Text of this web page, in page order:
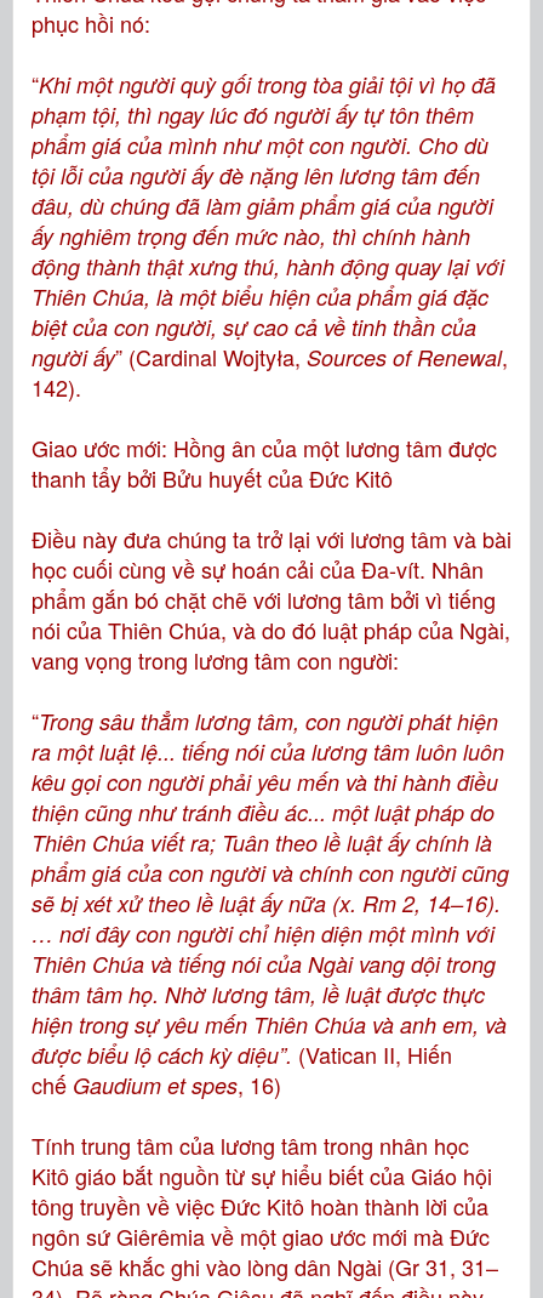
phục hồi nó:
“Khi một người quỳ gối trong tòa giải tội vì họ đã
phạm tội, thì ngay lúc đó người ấy tự tôn thêm
phẩm giá của mình như một con người. Cho dù
tội lỗi của người ấy đè nặng lên lương tâm đến
đâu, dù chúng đã làm giảm phẩm giá của người
ấy nghiêm trọng đến mức nào, thì chính hành
động thành thật xưng thú, hành động quay lại với
Thiên Chúa, là một biểu hiện của phẩm giá đặc
biệt của con người, sự cao cả về tinh thần của
người ấy” (Cardinal Wojtyła, Sources of Renewal,
142).
Giao ước mới: Hồng ân của một lương tâm được
thanh tẩy bởi Bửu huyết của Đức Kitô
Điều này đưa chúng ta trở lại với lương tâm và bài
học cuối cùng về sự hoán cải của Đa-vít. Nhân
phẩm gắn bó chặt chẽ với lương tâm bởi vì tiếng
nói của Thiên Chúa, và do đó luật pháp của Ngài,
vang vọng trong lương tâm con người:
“Trong sâu thẳm lương tâm, con người phát hiện
ra một luật lệ... tiếng nói của lương tâm luôn luôn
kêu gọi con người phải yêu mến và thi hành điều
thiện cũng như tránh điều ác... một luật pháp do
Thiên Chúa viết ra; Tuân theo lề luật ấy chính là
phẩm giá của con người và chính con người cũng
sẽ bị xét xử theo lề luật ấy nữa (x. Rm 2, 14–16).
… nơi đây con người chỉ hiện diện một mình với
Thiên Chúa và tiếng nói của Ngài vang dội trong
thâm tâm họ. Nhờ lương tâm, lề luật được thực
hiện trong sự yêu mến Thiên Chúa và anh em, và
được biểu lộ cách kỳ diệu”. (Vatican II, Hiến
chế Gaudium et spes, 16)
Tính trung tâm của lương tâm trong nhân học
Kitô giáo bắt nguồn từ sự hiểu biết của Giáo hội
tông truyền về việc Đức Kitô hoàn thành lời của
ngôn sứ Giêrêmia về một giao ước mới mà Đức
Chúa sẽ khắc ghi vào lòng dân Ngài (Gr 31, 31–